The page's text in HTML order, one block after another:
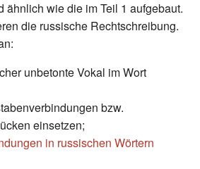
ähnlich wie die im Teil 1 aufgebaut.
die russische Rechtschreibung.
unbetonte Vokal im Wort
bzw.
einsetzen;